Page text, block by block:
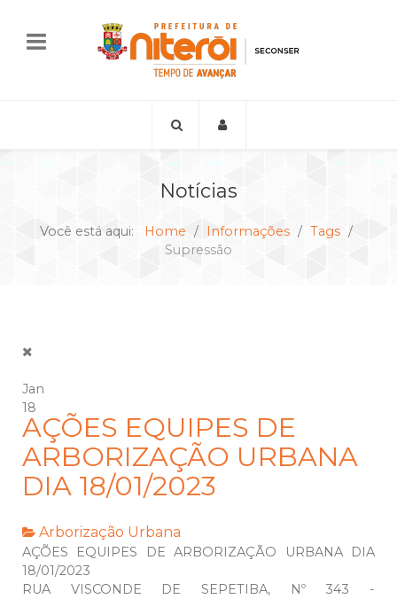
Notícias
Você está aqui: Home Informações
Tags
Supressão
Jan
18
AÇÕES EQUIPES DE
ARBORIZAÇÃO URBANA
DIA 18/01/2023
Arborização Urbana
AÇÕES EQUIPES DE ARBORIZAÇÃO URBANA DIA
18/01/2023
RUA VISCONDE DE SEPETIBA, Nº 343 -